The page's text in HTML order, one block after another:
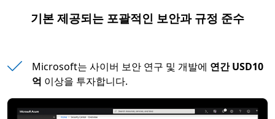
기본 제공되는 포괄적인 보안과 규정 준수
Microsoft는 사이버 보안 연구 및 개발에 연간 USD10
억 이상을 투자합니다.